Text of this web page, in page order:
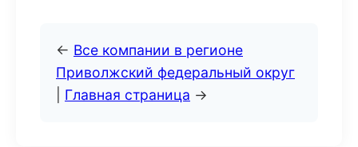
← Все компании в регионе
Приволжский федеральный округ
Главная страница →